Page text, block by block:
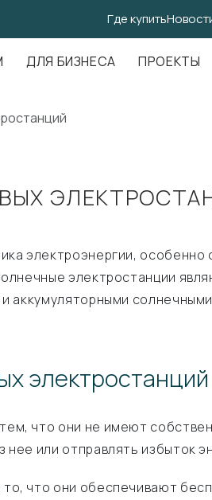
Где купить
ДЛЯ БИЗНЕСА ПРОЕКТЫ
электроэнергии,
электростанции
аккумуляторными
электростанций
что они не имеют
или отправлять избыток
что они обеспечивают
д. 107, оф. 707